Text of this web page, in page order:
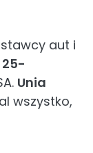
aut i
25-
Unia
wszystko,